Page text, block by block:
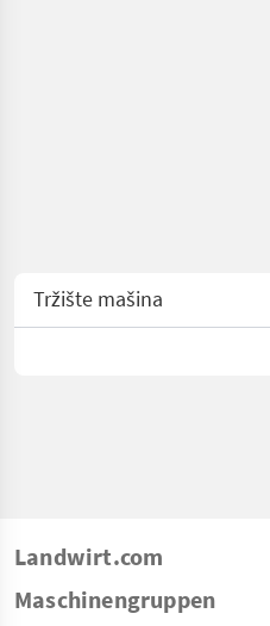
Tržište mašina
Landwirt.com
Maschinengruppen